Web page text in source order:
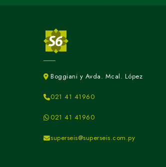
Boggiani y Avda. Mcal. López
021 41 41960
021 41 41960
superseis@superseis.com.py